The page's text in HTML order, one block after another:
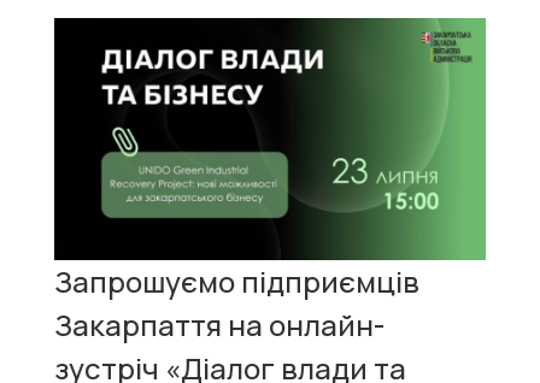
Запрошуємо підприємців
Закарпаття на онлайн-
зустріч «Діалог влади та